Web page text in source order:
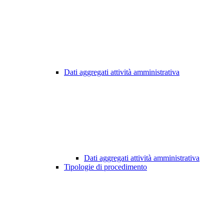
Dati aggregati attività amministrativa
Dati aggregati attività amministrativa
Tipologie di procedimento